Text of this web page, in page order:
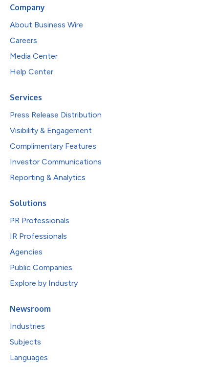
Company
About Business Wire
Careers
Media Center
Help Center
Services
Press Release Distribution
Visibility & Engagement
Complimentary Features
Investor Communications
Reporting & Analytics
Solutions
PR Professionals
IR Professionals
Agencies
Public Companies
Explore by Industry
Newsroom
Industries
Subjects
Languages